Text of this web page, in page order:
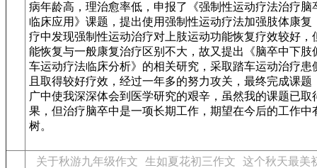
病年龄高，理治愈率低，申报了《强制性运动疗法治疗脑
临床应用》课题，提出使用强制性运动疗法加强肢体康复
疗中发现强制性运动治疗对上肢运动功能恢复疗效较好，
能恢复与一般康复治疗区别不大，故又提出《脑卒中下肢
车运动疗法临床分析》的相关研究，采取踏车运动治疗患
且取得较好疗效，经过一年多的努力攻关，最终完成课题
广中使我深深体会到医学研究的艰辛，虽然我的课题已取
果，但治疗脑卒中是一项长期工作，期望在今后的工作中
树。
关于秋游九年级作文 生如夏花初三作文
这个秋天最美